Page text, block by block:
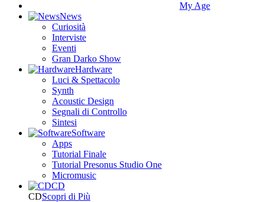
My Age
News
Curiosità
Interviste
Eventi
Gran Darko Show
Hardware
Luci & Spettacolo
Synth
Acoustic Design
Segnali di Controllo
Sintesi
Software
Apps
Tutorial Finale
Tutorial Presonus Studio One
Micromusic
CD
CDScopri di Più